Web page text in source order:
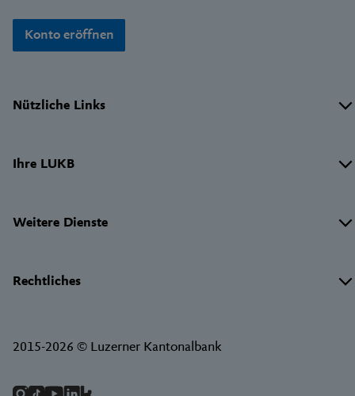
Konto eröffnen
Nützliche Links
Ihre LUKB
Weitere Dienste
Rechtliches
2015-2026 © Luzerner Kantonalbank